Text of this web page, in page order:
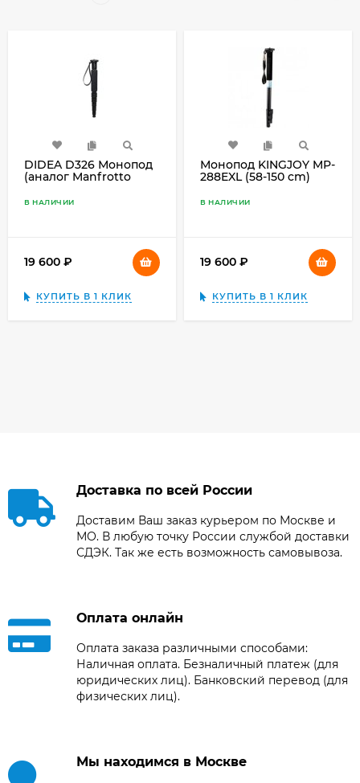
DIDEA D326 Монопод
(аналог Manfrotto
В НАЛИЧИИ
19 600
КУПИТЬ В 1 КЛИК
Монопод KINGJOY MP-
288EXL (58-150 cm)
В НАЛИЧИИ
19 600
КУПИТЬ В 1 КЛИК
Доставка по всей России
Доставим Ваш заказ курьером по Москве и
МО. В любую точку России службой доставки
СДЭК. Так же есть возможность самовывоза.
Оплата онлайн
Оплата заказа различными способами:
Наличная оплата. Безналичный платеж (для
юридических лиц). Банковский перевод (для
физических лиц).
Мы находимся в Москве